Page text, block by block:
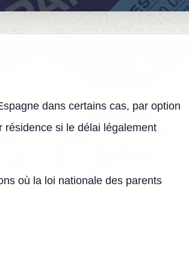
dans certains cas, par option
résidence si le délai légalement
où la loi nationale des parents